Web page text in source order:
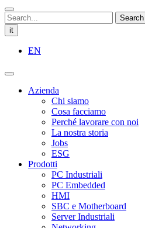
Search
it
EN
Azienda
Chi siamo
Cosa facciamo
Perché lavorare con noi
La nostra storia
Jobs
ESG
Prodotti
PC Industriali
PC Embedded
HMI
SBC e Motherboard
Server Industriali